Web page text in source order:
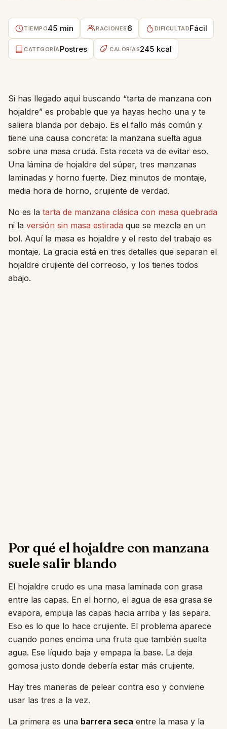
TIEMPO45 min RACIONES 6 DIFICULTADFácil
CATEGORÍA Postres CALORÍAS245 kcal
Si has llegado aquí buscando “tarta de manzana con
hojaldre” es probable que ya hayas hecho una y te
saliera blanda por debajo. Es el fallo más común y
tiene una causa concreta: la manzana suelta agua
sobre una masa cruda. Esta receta va de evitar eso.
Una lámina de hojaldre del súper, tres manzanas
laminadas y horno fuerte. Diez minutos de montaje,
media hora de horno, crujiente de verdad.
No es la tarta de manzana clásica con masa quebrada
ni la versión sin masa estirada que se mezcla en un
bol. Aquí la masa es hojaldre y el resto del trabajo es
montaje. La gracia está en tres detalles que separan el
hojaldre crujiente del correoso, y los tienes todos
abajo.
Por qué el hojaldre con manzana
suele salir blando
El hojaldre crudo es una masa laminada con grasa
entre las capas. En el horno, el agua de esa grasa se
evapora, empuja las capas hacia arriba y las separa.
Eso es lo que lo hace crujiente. El problema aparece
cuando pones encima una fruta que también suelta
agua. Ese líquido baja y empapa la base. La deja
gomosa justo donde debería estar más crujiente.
Hay tres maneras de pelear contra eso y conviene
usar las tres a la vez.
La primera es una barrera seca entre la masa y la